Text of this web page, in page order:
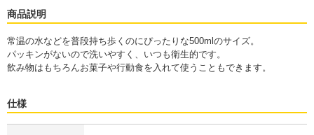
商品説明
常温の水などを普段持ち歩くのにぴったりな500mlのサイズ。
パッキンがないので洗いやすく、いつも衛生的です。
飲み物はもちろんお菓子や行動食を入れて使うこともできます。
仕様